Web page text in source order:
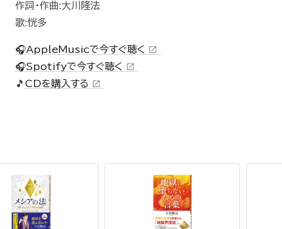
作詞・作曲:大川隆法
歌:恍多
🎧AppleMusicで今すぐ聴く open_in_new
🎧Spotifyで今すぐ聴く open_in_new
🎵 CDを購入する open_in_new